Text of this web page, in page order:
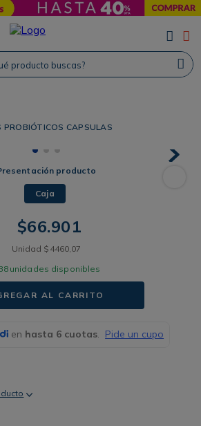
PROBIÓTICOS CAPSULAS
producto
Caja
$66.901
Unidad $ 4460 07
unidades disponibles
AL CARRITO